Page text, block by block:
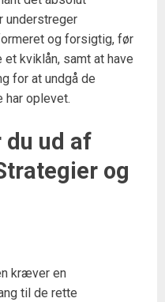
understreger
og forsigtig, før
kviklån, samt at have
for at undgå de
har oplevet.
du ud af
og
kræver en
til de rette